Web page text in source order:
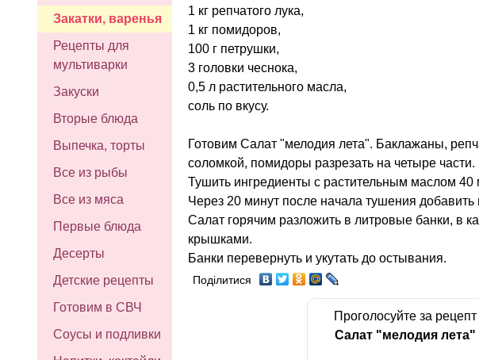
Закатки, варенья
Рецепты для
мультиварки
Закуски
Вторые блюда
Выпечка, торты
Все из рыбы
Все из мяса
Первые блюда
Десерты
Детские рецепты
Готовим в СВЧ
Соусы и подливки
1 кг репчатого лука,
1 кг помидоров,
100 г петрушки,
3 головки чеснока,
0,5 л растительного масла,
соль по вкусу.
Готовим Салат "мелодия лета". Баклажаны,
соломкой, помидоры разрезать на четыре части.
Тушить ингредиенты с растительным маслом 40
Через 20 минут после начала тушения
Салат горячим разложить в литровые банки, в
крышками.
Банки перевернуть и укутать до остывания.
Поділитися
Проголосуйте за рецепт
Салат "мелодия лета"